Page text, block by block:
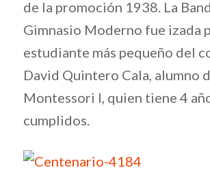
de la promoción 1938. La
Gimnasio Moderno fue izada
estudiante más pequeño del
David Quintero Cala, alumno
Montessori I, quien tiene 4
cumplidos.